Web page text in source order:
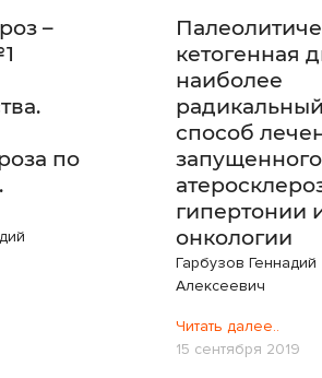
–
по
кетогенная
наиболее
способ
запущенного
гипертонии
онкологии
Гарбузов Геннадий
Алексеевич
Читать далее..
15 сентября 2019